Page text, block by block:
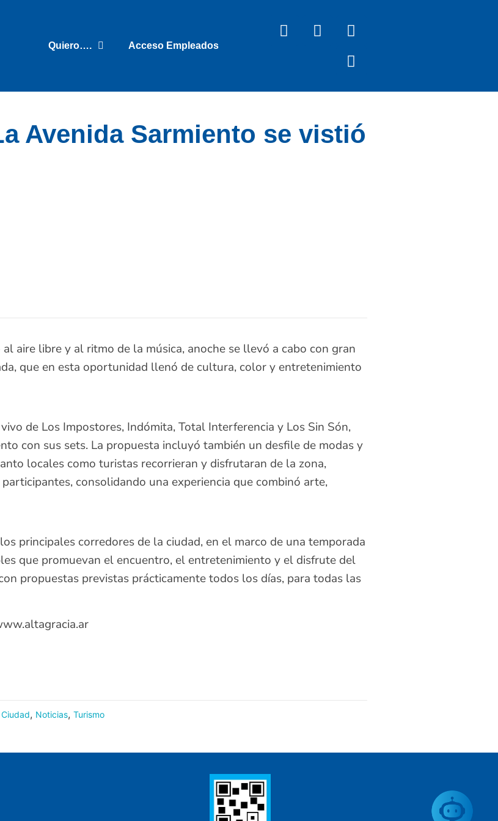
Quiero…. Acceso Empleados
Avenida Sarmiento se vistió
aire libre y al ritmo de la música, anoche se llevó a cabo con gran
que en esta oportunidad llenó de cultura, color y entretenimiento
de Los Impostores, Indómita, Total Interferencia y Los Sin Són,
con sus sets. La propuesta incluyó también un desfile de modas y
locales como turistas recorrieran y disfrutaran de la zona,
consolidando una experiencia que combinó arte,
principales corredores de la ciudad, en el marco de una temporada
que promuevan el encuentro, el entretenimiento y el disfrute del
propuestas previstas prácticamente todos los días, para todas las
, Noticias, Turismo